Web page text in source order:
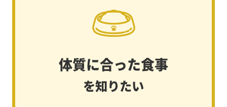
体質に合った食事
を知りたい